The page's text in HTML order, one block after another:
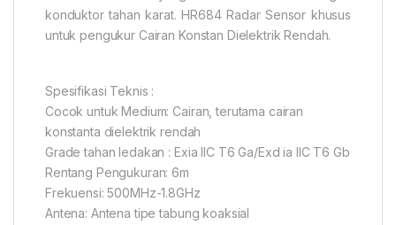
konduktor tahan karat. HR684 Radar Sensor khusus
untuk pengukur Cairan Konstan Dielektrik Rendah.
Spesifikasi Teknis :
Cocok untuk Medium: Cairan, terutama cairan
konstanta dielektrik rendah
Grade tahan ledakan : Exia IIC T6 Ga/Exd ia IIC T6 Gb
Rentang Pengukuran: 6m
Frekuensi: 500MHz-1.8GHz
Antena: Antena tipe tabung koaksial